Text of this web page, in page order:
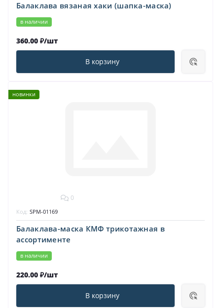
Балаклава вязаная хаки (шапка-маска)
в наличии
360.00 ₽/шт
В корзину
новинки
0
Балаклава-маска КМФ трикотажная в
ассортименте
в наличии
Код: SPM-01169
220.00 ₽/шт
В корзину